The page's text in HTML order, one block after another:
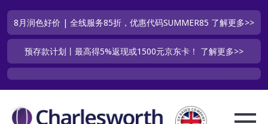
8月润色好价 | 全线服务85折，优惠代码SUMMER85 了解更多>>
预存款计划丨最高得5%返现或1500元京东卡！ 了解更多>>